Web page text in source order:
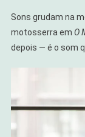
Sons grudam na
motosserra em O
depois — é o som